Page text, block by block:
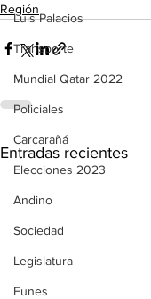
Luis Palacios
Transporte
Mundial Qatar 2022
Policiales
Carcarañá
Elecciones 2023
Andino
Sociedad
Legislatura
Funes
Región
Entradas recientes